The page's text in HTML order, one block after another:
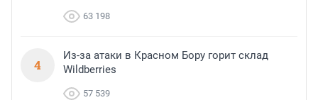
63 198
4
Из-за атаки в Красном Бору горит склад
Wildberries
57 539